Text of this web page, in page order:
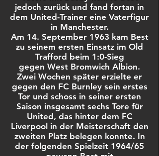
jedoch zurück und fand fortan in
dem United-Trainer eine Vaterfigur
in Manchester.
Am 14. September 1963 kam Best
zu seinem ersten Einsatz im Old
Trafford beim 1:0-Sieg
gegen West Bromwich Albion.
Zwei Wochen später erzielte er
gegen den FC Burnley sein erstes
Tor und schoss in seiner ersten
Saison insgesamt sechs Tore für
United, das hinter dem FC
Liverpool in der Meisterschaft den
zweiten Platz belegen konnte. In
der folgenden Spielzeit 1964/65